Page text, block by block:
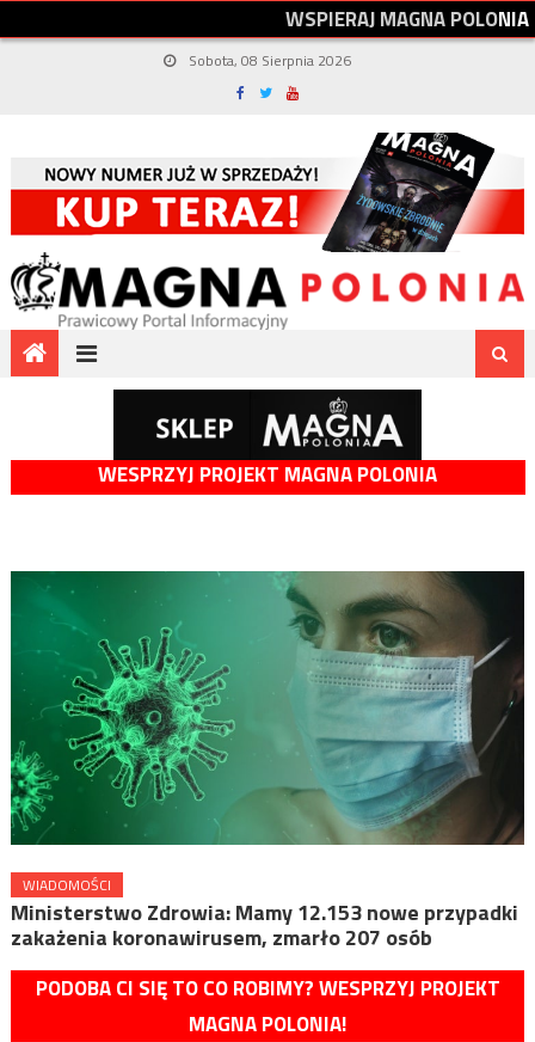
WSPIERAJMAGNAPOLONIA
Sobota, 08 Sierpnia 2026
WESPRZYJ PROJEKT MAGNA POLONIA
WIADOMOŚCI
Ministerstwo Zdrowia: Mamy 12.153 nowe przypadki
zakażenia koronawirusem, zmarło 207 osób
PODOBA CI SIĘ TO CO ROBIMY? WESPRZYJ PROJEKT
MAGNA POLONIA!